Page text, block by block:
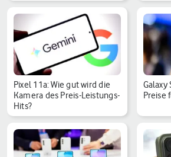
Pixel 11a: Wie gut wird die
Kamera des Preis-Leistungs-
Hits?
Galaxy
Preise